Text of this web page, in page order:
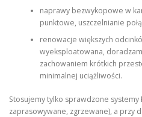
naprawy bezwykopowe w
punktowe, uszczelnianie
renowacje większych
wyeksploatowana,
zachowaniem krótkich
minimalnej uciążliwości.
Stosujemy tylko sprawdzone systemy
zaprasowywane, zgrzewane), a przy